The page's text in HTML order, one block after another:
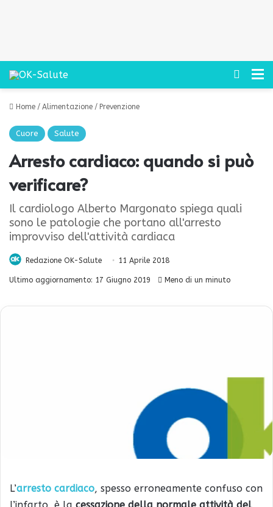
Cerca
Home / Alimentazione / Prevenzione
Cuore Salute
Arresto cardiaco: quando si può
verificare?
Il cardiologo Alberto Margonato spiega quali
sono le patologie che portano all'arresto
improvviso dell'attività cardiaca
Redazione OK-Salute 11 Aprile 2018
Ultimo aggiornamento: 17 Giugno 2019 Meno di un minuto
L’arresto cardiaco, spesso erroneamente confuso con
l’infarto, è la cessazione della normale attività del